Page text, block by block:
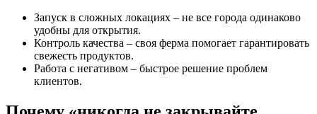
Запуск в сложных локациях – не все города одинаково
удобны для открытия.
Контроль качества – своя ферма помогает гарантировать
свежесть продуктов.
Работа с негативом – быстрое решение проблем
клиентов.